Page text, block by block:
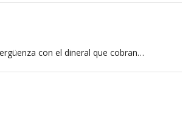
con el dineral que cobran…